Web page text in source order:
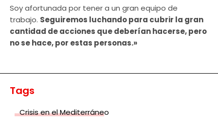
Soy afortunada por tener a un gran equipo de
trabajo. Seguiremos luchando para cubrir la gran
cantidad de acciones que deberían hacerse, pero
no se hace, por estas personas.»
Tags
Crisis en el Mediterráneo